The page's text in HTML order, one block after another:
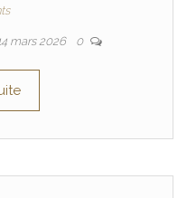
mars 2026 0